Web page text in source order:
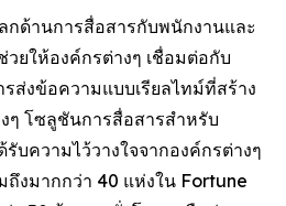
กด้านการสื่อสารกับพนักงานและ
ยให้องค์กรต่างๆ เชื่อมต่อกับ
ส่งข้อความแบบเรียลไทม์ที่สร้าง
ๆ โซลูชันการสื่อสารสำหรับ
บความไว้วางใจจากองค์กรต่างๆ
ถึงมากกว่า 40 แห่งใน Fortune